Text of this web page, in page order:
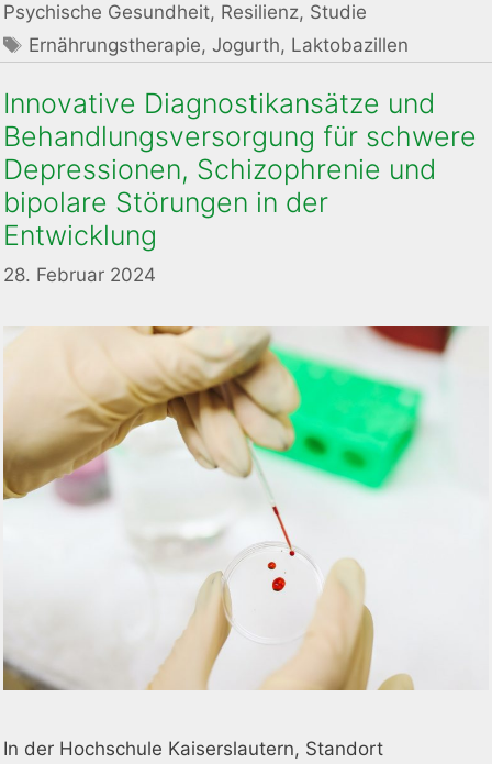
Psychische Gesundheit, Resilienz, Studie
Schlagwörter
Ernährungstherapie,Jogurth, Laktobazillen
Innovative Diagnostikansätze und
Behandlungsversorgung für schwere
Depressionen, Schizophrenie und
bipolare Störungen in der
Entwicklung
28. Februar 2024
In der Hochschule Kaiserslautern, Standort